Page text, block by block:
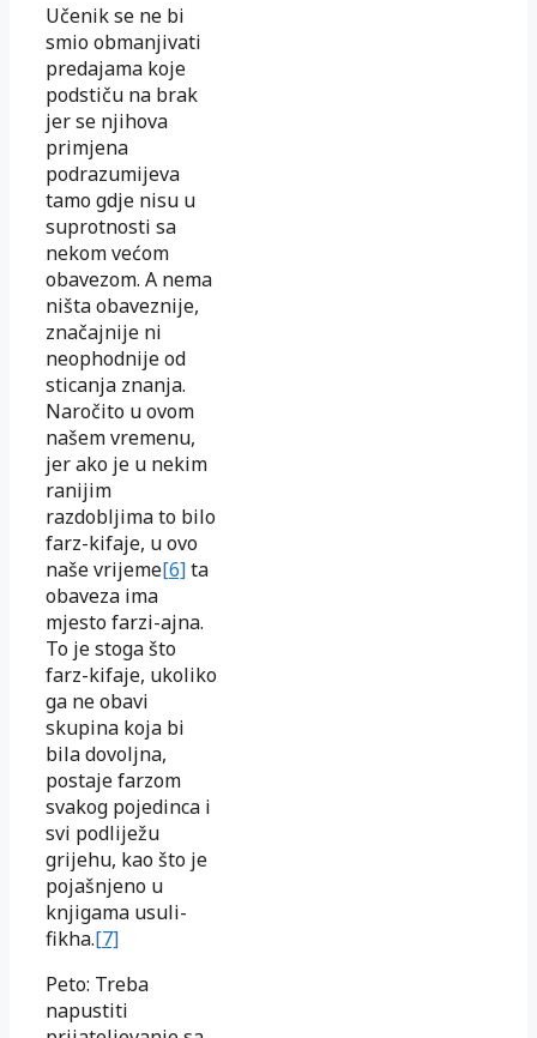
Učenik se ne bi
smio obmanjivati
predajama koje
podstiču na brak
jer se njihova
primjena
podrazumijeva
tamo gdje nisu u
suprotnosti sa
nekom većom
obavezom. A nema
ništa obaveznije,
značajnije ni
neophodnije od
sticanja znanja.
Naročito u ovom
našem vremenu,
jer ako je u nekim
ranijim
razdobljima to bilo
farz-kifaje, u ovo
naše vrijeme[6]ta
obaveza ima
mjesto farzi-ajna.
To je stoga što
farz-kifaje, ukoliko
ga ne obavi
skupina koja bi
bila dovoljna,
postaje farzom
svakog pojedinca i
svi podliježu
grijehu, kao što je
pojašnjeno u
knjigama usuli-
fikha.[7]
Peto: Treba
napustiti